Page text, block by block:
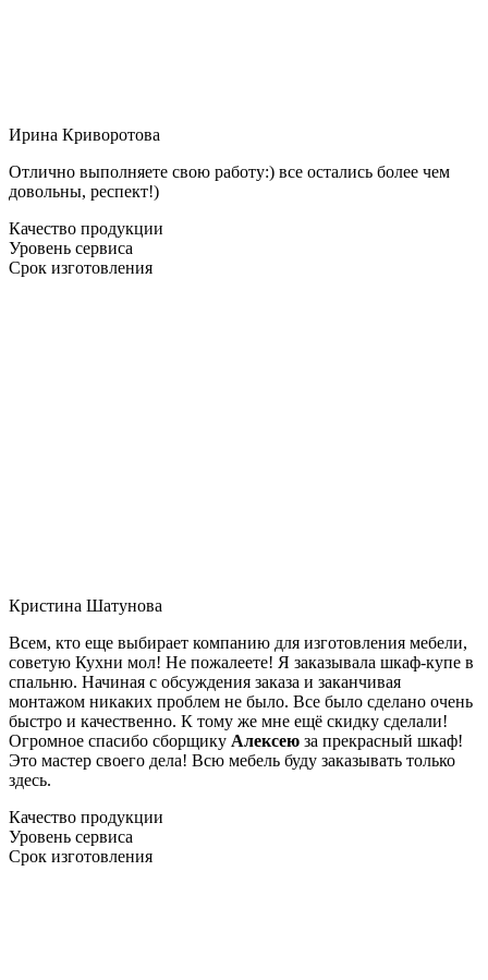
Ирина Криворотова
Отлично выполняете свою работу:) все остались более чем
довольны, респект!)
Качество продукции
Уровень сервиса
Срок изготовления
Кристина Шатунова
Всем, кто еще выбирает компанию для изготовления мебели,
советую Кухни мол! Не пожалеете! Я заказывала шкаф-купе в
спальню. Начиная с обсуждения заказа и заканчивая
монтажом никаких проблем не было. Все было сделано очень
быстро и качественно. К тому же мне ещё скидку сделали!
Огромное спасибо сборщику Алексею за прекрасный шкаф!
Это мастер своего дела! Всю мебель буду заказывать только
здесь.
Качество продукции
Уровень сервиса
Срок изготовления